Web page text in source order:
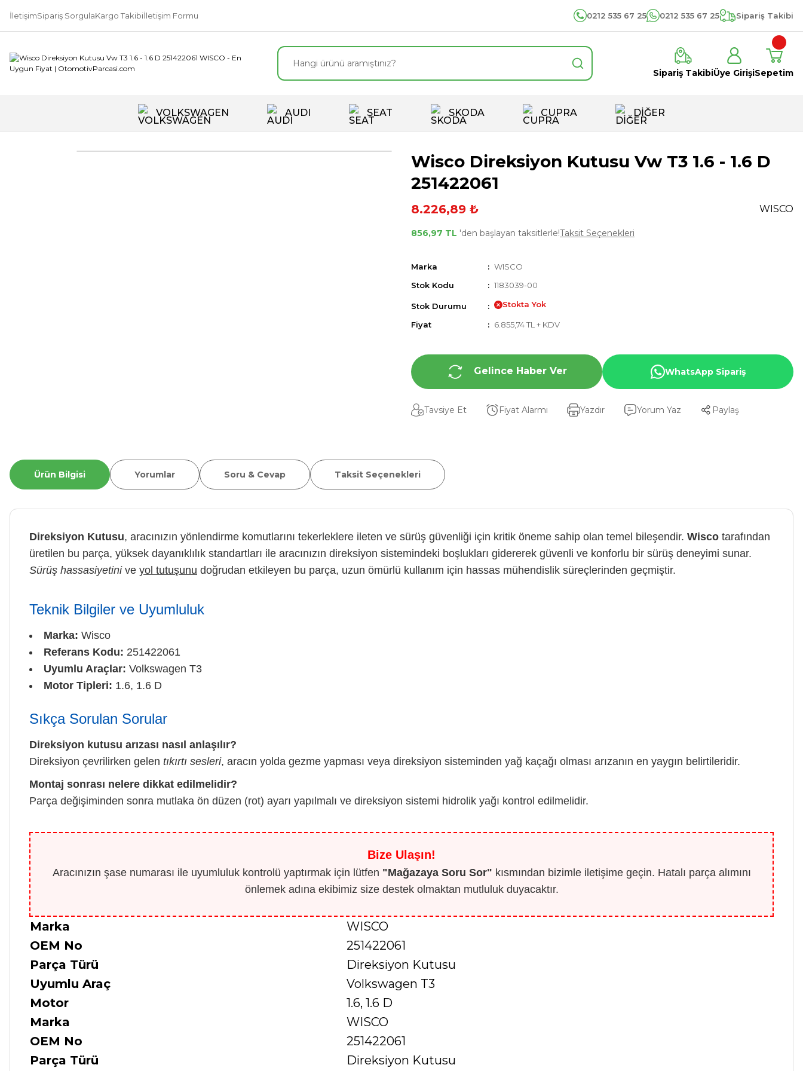
İletişimSipariş SorgulaKargo Takibiİletişim Formu 0212 535 67 25 0212 535 67 25 Sipariş Takibi
Sipariş TakibiÜye GirişiSepetim
VOLKSWAGEN AUDI SEAT SKODA CUPRA DİĞER
Wisco Direksiyon Kutusu Vw T3 1.6 - 1.6 D
251422061
8.226,89 ₺ WISCO
856,97 TL 'den başlayan taksitlerle!Taksit Seçenekleri
Marka
WISCO
Stok Kodu
1183039-00
Stok Durumu Stokta Yok
Fiyat 6.855,74 TL + KDV
Gelince Haber Ver WhatsApp Sipariş
Tavsiye Et Fiyat Alarmı Yazdır Yorum Yaz Paylaş
Ürün Bilgisi Yorumlar Soru & Cevap Taksit Seçenekleri
Direksiyon Kutusu, aracınızın yönlendirme komutlarını tekerleklere ileten ve sürüş güvenliği için kritik öneme sahip olan temel bileşendir. Wisco tarafından
üretilen bu parça, yüksek dayanıklılık standartları ile aracınızın direksiyon sistemindeki boşlukları gidererek güvenli ve konforlu bir sürüş deneyimi sunar.
Sürüş hassasiyetinive yol tutuşunu doğrudan etkileyen bu parça, uzun ömürlü kullanım için hassas mühendislik süreçlerinden geçmiştir.
Teknik Bilgiler ve Uyumluluk
Marka: Wisco
Referans Kodu: 251422061
Uyumlu Araçlar: Volkswagen T3
Motor Tipleri: 1.6, 1.6 D
Sıkça Sorulan Sorular
Direksiyon kutusu arızası nasıl anlaşılır?
Direksiyon çevrilirken gelen tıkırtı sesleri, aracın yolda gezme yapması veya direksiyon sisteminden yağ kaçağı olması arızanın en yaygın belirtileridir.
Montaj sonrası nelere dikkat edilmelidir?
Parça değişiminden sonra mutlaka ön düzen (rot) ayarı yapılmalı ve direksiyon sistemi hidrolik yağı kontrol edilmelidir.
Bize Ulaşın!
Aracınızın şase numarası ile uyumluluk kontrolü yaptırmak için lütfen "Mağazaya Soru Sor" kısmından bizimle iletişime geçin. Hatalı parça alımını
önlemek adına ekibimiz size destek olmaktan mutluluk duyacaktır.
Marka
WISCO
OEM No
251422061
Parça Türü
Direksiyon Kutusu
Uyumlu Araç
Volkswagen T3
Motor
1.6, 1.6 D
Marka
WISCO
OEM No
251422061
Parça Türü
Direksiyon Kutusu